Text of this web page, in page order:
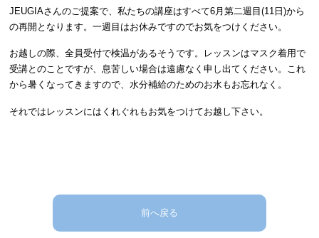
JEUGIAさんのご提案で、私たちの講座はすべて6月第二週目(11日)から
の再開となります。一週目はお休みですのでお気をつけください。
お越しの際、全員受付で検温があるそうです。レッスンはマスク着用で
受講とのことですが、息苦しい場合は遠慮なく申し出てください。これ
から暑くなってきますので、水分補給のためのお水もお忘れなく。
それではレッスンにはくれぐれもお気をつけてお越し下さい。
前へ戻る